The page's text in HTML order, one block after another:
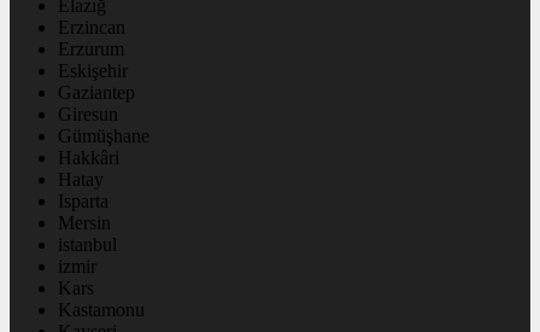
Elazığ
Erzincan
Erzurum
Eskişehir
Gaziantep
Giresun
Gümüşhane
Hakkâri
Hatay
Isparta
Mersin
istanbul
izmir
Kars
Kastamonu